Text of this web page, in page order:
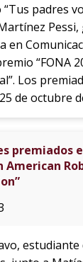
“Tus padres
Pessi,
en
“FONA
Los
de octubre
premiados
American
estudiante